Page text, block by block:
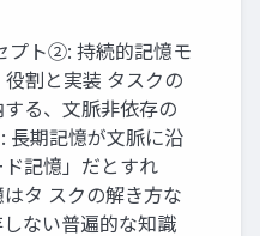
プト②: 持続的記憶モ
割と実装 タスクの
する、文脈非依存の
長期記憶が文脈に沿
記憶」だとすれ
タ スクの解き方な
ない普遍的な知識